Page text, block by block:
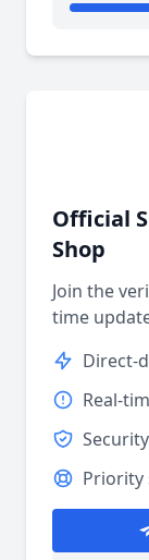
Official
Shop
Join the
time
Direct-
Real-
Priority